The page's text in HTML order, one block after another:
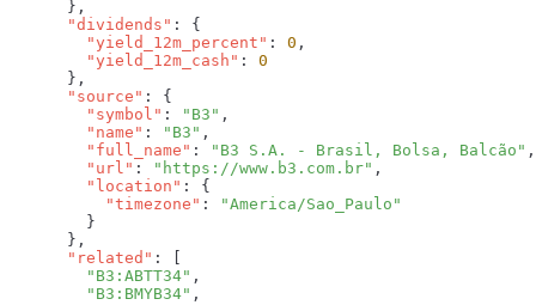
      "dividends"
        "yield_12m_percent"
: 0
        "yield_12m_cash"
:
      "source"
        "symbol"
: "B3"
        "name"
: "B3"
        "full_name"
:
"B3 S.A. - Brasil, Bolsa, Balcão"
        "url"
: "https://www.b3.com.br"
        "location"
          "timezone"
:
      "related"
        "B3:ABTT34"
        "B3:BMYB34"